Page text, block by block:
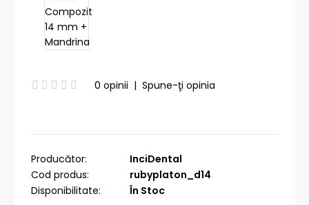
0 opinii | Spune-ţi opinia
Producător:
InciDental
Cod produs:
rubyplaton_d14
Disponibilitate:
În Stoc